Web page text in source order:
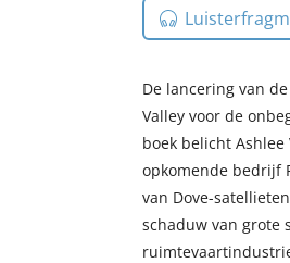
De lancering van
Valley voor de
boek belicht
opkomende bedrijf
van Dove-
schaduw van grote